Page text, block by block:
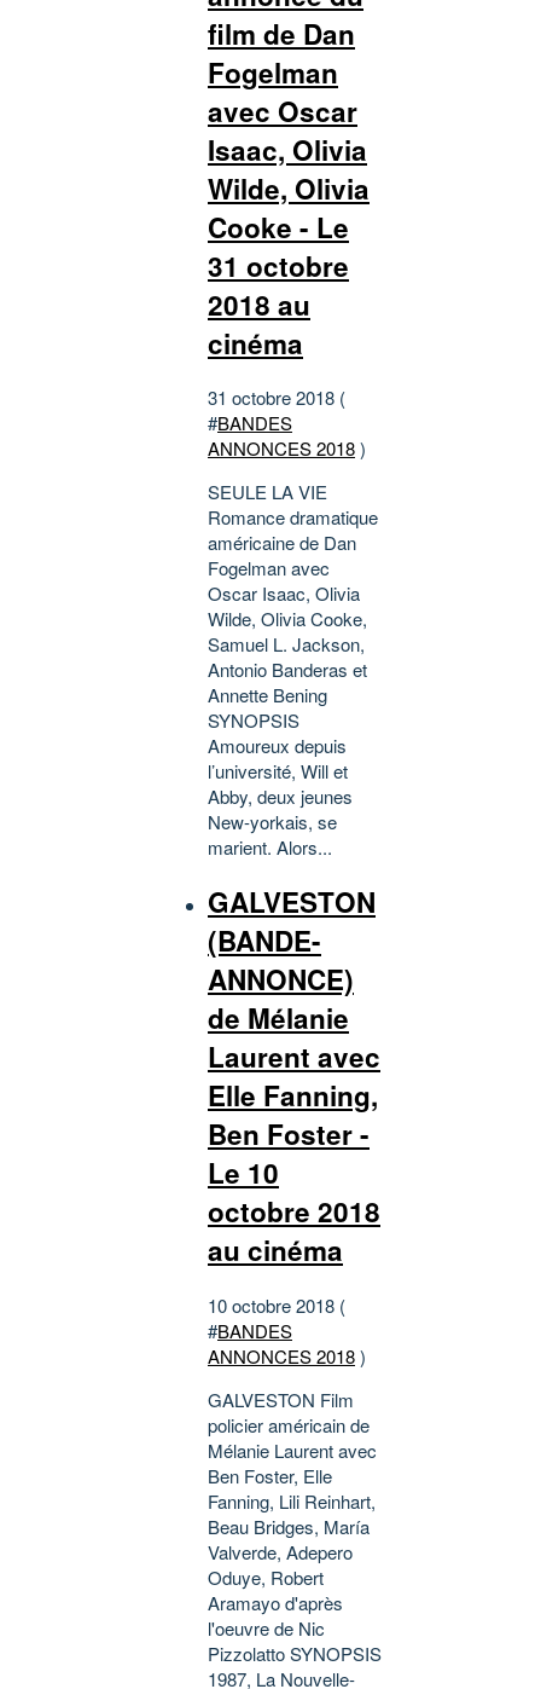
film de Dan
Fogelman
avec Oscar
Isaac, Olivia
Wilde, Olivia
Cooke - Le
31 octobre
2018 au
cinéma
31 octobre 2018 (
#BANDES
ANNONCES 2018)
SEULE LA VIE
Romance dramatique
américaine de Dan
Fogelman avec
Oscar Isaac, Olivia
Wilde, Olivia Cooke,
Samuel L. Jackson,
Antonio Banderas et
Annette Bening
SYNOPSIS
Amoureux depuis
l’université, Will et
Abby, deux jeunes
New-yorkais, se
marient. Alors...
GALVESTON
(BANDE-
ANNONCE)
de Mélanie
Laurent avec
Elle Fanning,
Ben Foster -
Le 10
octobre 2018
au cinéma
10 octobre 2018 (
#BANDES
ANNONCES 2018)
GALVESTON Film
policier américain de
Mélanie Laurent avec
Ben Foster, Elle
Fanning, Lili Reinhart,
Beau Bridges, María
Valverde, Adepero
Oduye, Robert
Aramayo d'après
l'oeuvre de Nic
Pizzolatto SYNOPSIS
1987, La Nouvelle-